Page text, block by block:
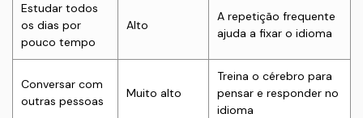
Estudar todos
os dias por
pouco tempo
Alto
A repetição frequente
ajuda a fixar o idioma
Conversar com
outras pessoas
Muito alto
Treina o cérebro para
pensar e responder no
idioma